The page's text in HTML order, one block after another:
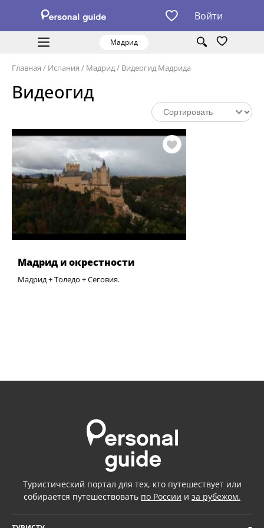
Войти
Мадрид
Главная / Испания / Мадрид/ Видеогид Мадрида
Видеогид
Мадрид и окрестности
Мадрид + Толедо + Сеговия.
Туристический портал для тех, кто путешествует или
собирается путешествовать по России и за рубежом.